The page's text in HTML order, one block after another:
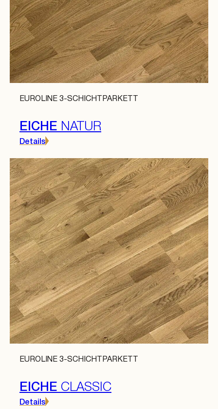
EUROLINE 3-SCHICHTPARKETT
EICHE NATUR
Details
EUROLINE 3-SCHICHTPARKETT
EICHE CLASSIC
Details